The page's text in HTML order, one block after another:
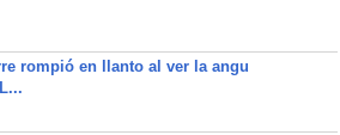
rompió en llanto al ver la angu